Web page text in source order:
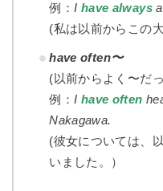
例： I have always
(私は以前からこの
have often〜
(以前からよく〜だ
例： I have often
Nakagawa.
(彼女については、
いました。）